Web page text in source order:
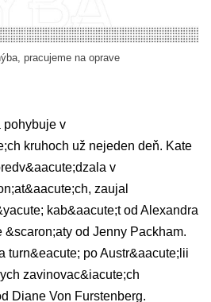
pracujeme na oprave
pohybuje v
kruhoch už nejeden deň. Kate
v
zaujal
kab&aacute;t od Alexandra
&scaron;aty od Jenny Packham.
turn&eacute; po Austr&aacute;lii
zavinovac&iacute;ch
Diane Von Furstenberg.